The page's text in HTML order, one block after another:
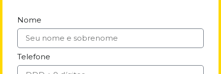
Nome
Telefone